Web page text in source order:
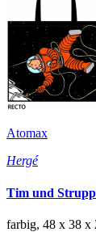
Atomax
Hergé
Tim und
farbig, 48 x 38 x